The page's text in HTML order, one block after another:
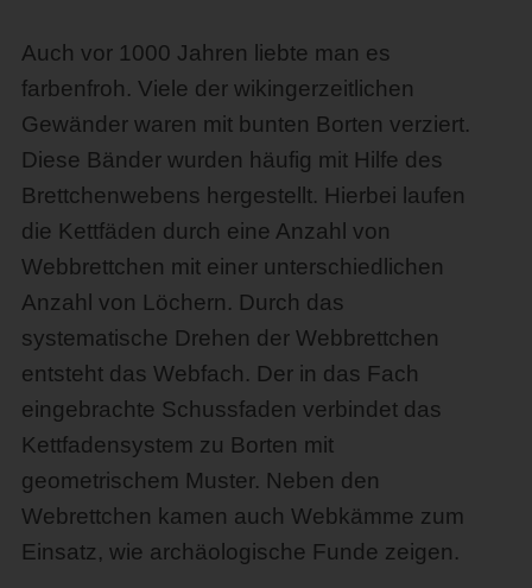
Auch vor 1000 Jahren liebte man es
farbenfroh. Viele der wikingerzeitlichen
Gewänder waren mit bunten Borten verziert.
Diese Bänder wurden häufig mit Hilfe des
Brettchenwebens hergestellt. Hierbei laufen
die Kettfäden durch eine Anzahl von
Webbrettchen mit einer unterschiedlichen
Anzahl von Löchern. Durch das
systematische Drehen der Webbrettchen
entsteht das Webfach. Der in das Fach
eingebrachte Schussfaden verbindet das
Kettfadensystem zu Borten mit
geometrischem Muster. Neben den
Webrettchen kamen auch Webkämme zum
Einsatz, wie archäologische Funde zeigen.